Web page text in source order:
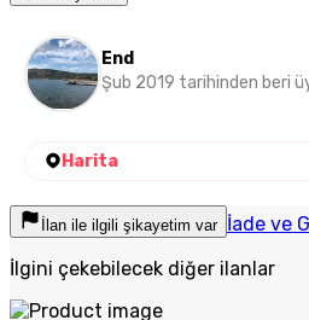
End
Şub 2019 tarihinden beri
Harita
İlan ile ilgili şikayetim var İade ve
İlgini çekebilecek diğer ilanlar